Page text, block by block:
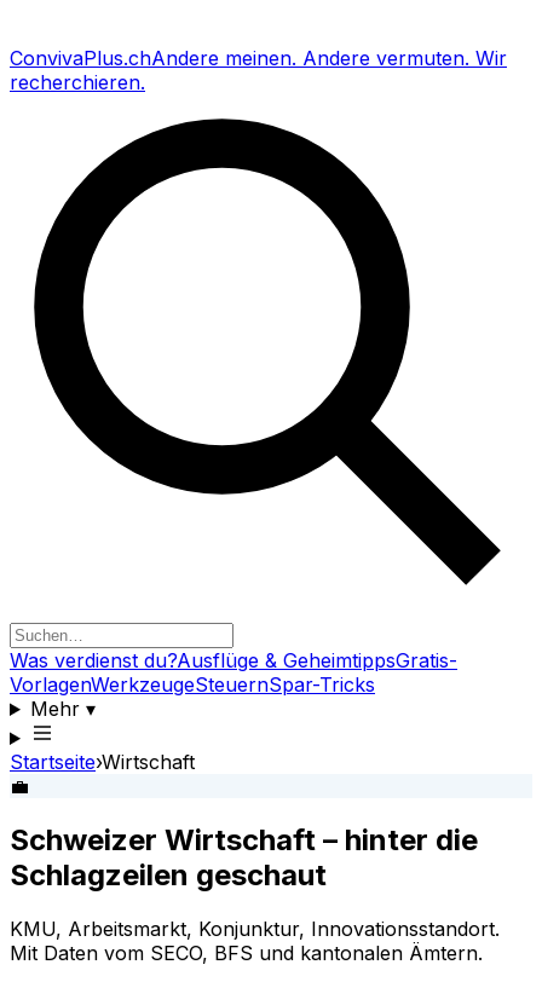
ConvivaPlus.chAndere meinen. Andere vermuten. Wir
recherchieren.
Was verdienst du?Ausflüge & GeheimtippsGratis-
VorlagenWerkzeugeSteuernSpar-Tricks
Mehr▾
Startseite›Wirtschaft
💼
Schweizer Wirtschaft – hinter die
Schlagzeilen geschaut
KMU, Arbeitsmarkt, Konjunktur, Innovationsstandort.
Mit Daten vom SECO, BFS und kantonalen Ämtern.